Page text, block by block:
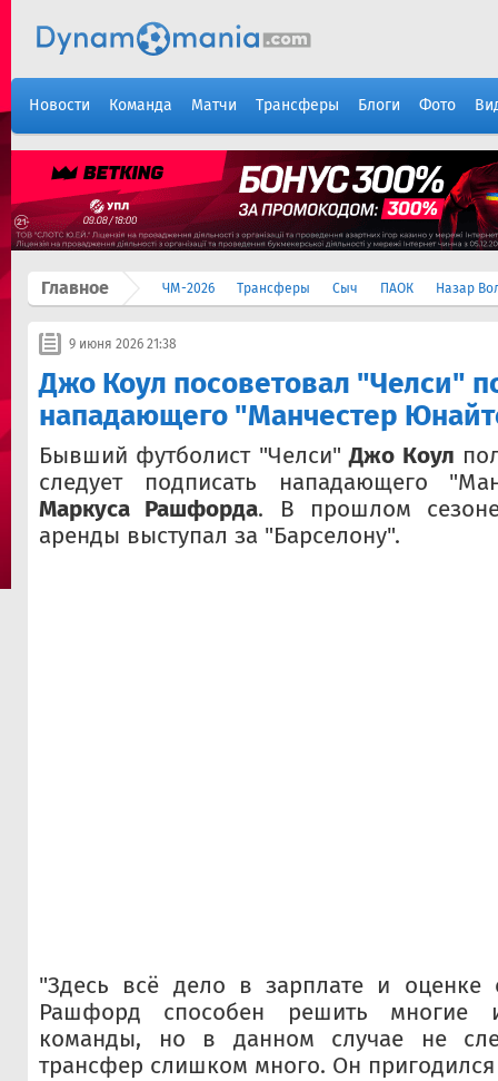
Новости Команда Матчи Трансферы Блоги Фото
Главное ЧМ-2026 Трансферы Сыч ПАОК Назар
9 июня 2026 21:38
Джо Коул посоветовал "Челси"
нападающего "Манчестер
Бывший футболист "Челси"Джо Коул
следует подписать нападающего
Маркуса Рашфорда. В прошлом
аренды выступал за "Барселону".
"Здесь всё дело в зарплате и оценке
Рашфорд способен решить многие
команды, но в данном случае не
трансфер слишком много. Он